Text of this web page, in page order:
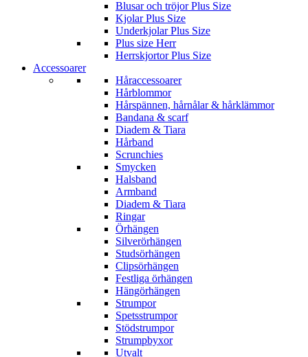
Blusar och tröjor Plus Size
Kjolar Plus Size
Underkjolar Plus Size
Plus size Herr
Herrskjortor Plus Size
Accessoarer
Håraccessoarer
Hårblommor
Hårspännen, hårnålar & hårklämmor
Bandana & scarf
Diadem & Tiara
Hårband
Scrunchies
Smycken
Halsband
Armband
Diadem & Tiara
Ringar
Örhängen
Silverörhängen
Studsörhängen
Clipsörhängen
Festliga örhängen
Hängörhängen
Strumpor
Spetsstrumpor
Stödstrumpor
Strumpbyxor
Utvalt